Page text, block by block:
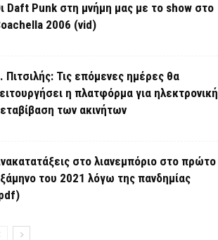
Daft Punk στη μνήμη μας με το show στο
2006 (vid)
Πιτσιλής: Τις επόμενες ημέρες θα
η πλατφόρμα για ηλεκτρονική
των ακινήτων
στο λιανεμπόριο στο πρώτο
του 2021 λόγω της πανδημίας